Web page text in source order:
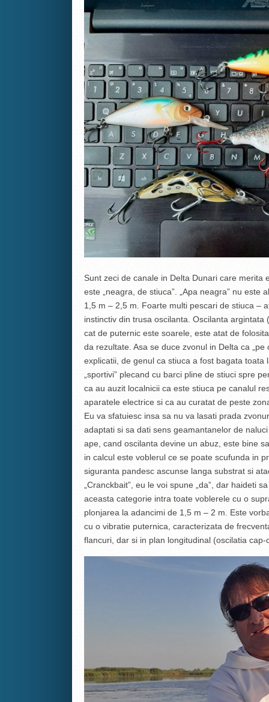
Sunt zeci de canale in Delta Dunari care
este „neagra, de stiuca”. „Apa neagra” nu
1,5 m – 2,5 m. Foarte multi pescari de stiuca –
instinctiv din trusa oscilanta. Oscilanta
cat de puternic este soarele, este atat de
da rezultate. Asa se duce zvonul in Delta ca
explicatii, de genul ca stiuca a fost bagata
„sportivi” plecand cu barci pline de stiuci spre
ca au auzit localnicii ca este stiuca pe canalul
aparatele electrice si ca au curatat de peste
Eu va sfatuiesc insa sa nu va lasati prada
adaptati si sa dati sens geamantanelor de
ape, cand oscilanta devine un abuz, este bine
in calcul este voblerul ce se poate scufunda in
siguranta pandesc ascunse langa substrat si
„Cranckbait”, eu le voi spune „da”, dar haideti
aceasta categorie intra toate voblerele cu o
plonjarea la adancimi de 1,5 m – 2 m. Este
cu o vibratie puternica, caracterizata de
flancuri, dar si in plan longitudinal (oscilatia cap-